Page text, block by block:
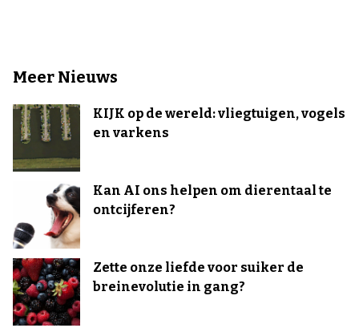
Meer Nieuws
KIJK op de wereld: vliegtuigen, vogels
en varkens
Kan AI ons helpen om dierentaal te
ontcijferen?
Zette onze liefde voor suiker de
breinevolutie in gang?